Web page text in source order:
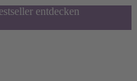
entdecken